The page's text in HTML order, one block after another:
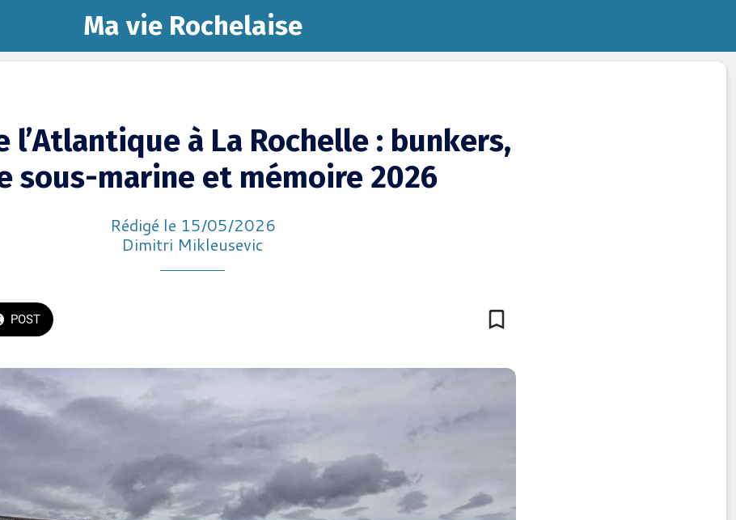
Ma vie Rochelaise
l’Atlantique à La Rochelle : bunkers,
sous-marine et mémoire 2026
Rédigé le 15/05/2026
Dimitri Mikleusevic
POST